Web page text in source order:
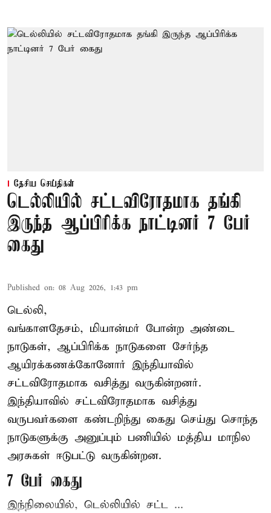
தேசிய செய்திகள்
டெல்லியில் சட்டவிரோதமாக தங்கி
இருந்த ஆப்பிரிக்க நாட்டினர் 7 பேர்
கைது
Published on: 08 Aug 2026, 1:43 pm
டெல்லி,
வங்காளதேசம், மியான்மர் போன்ற அண்டை
நாடுகள், ஆப்பிரிக்க நாடுகளை சேர்ந்த
ஆயிரக்கணக்கோனோர் இந்தியாவில்
சட்டவிரோதமாக வசித்து வருகின்றனர்.
இந்தியாவில் சட்டவிரோதமாக வசித்து
வருபவர்களை கண்டறிந்து கைது செய்து சொந்த
நாடுகளுக்கு அனுப்பும் பணியில் மத்திய மாநில
அரசுகள் ஈடுபட்டு வருகின்றன.
7 பேர் கைது
இந்நிலையில், டெல்லியில் சட்ட ...